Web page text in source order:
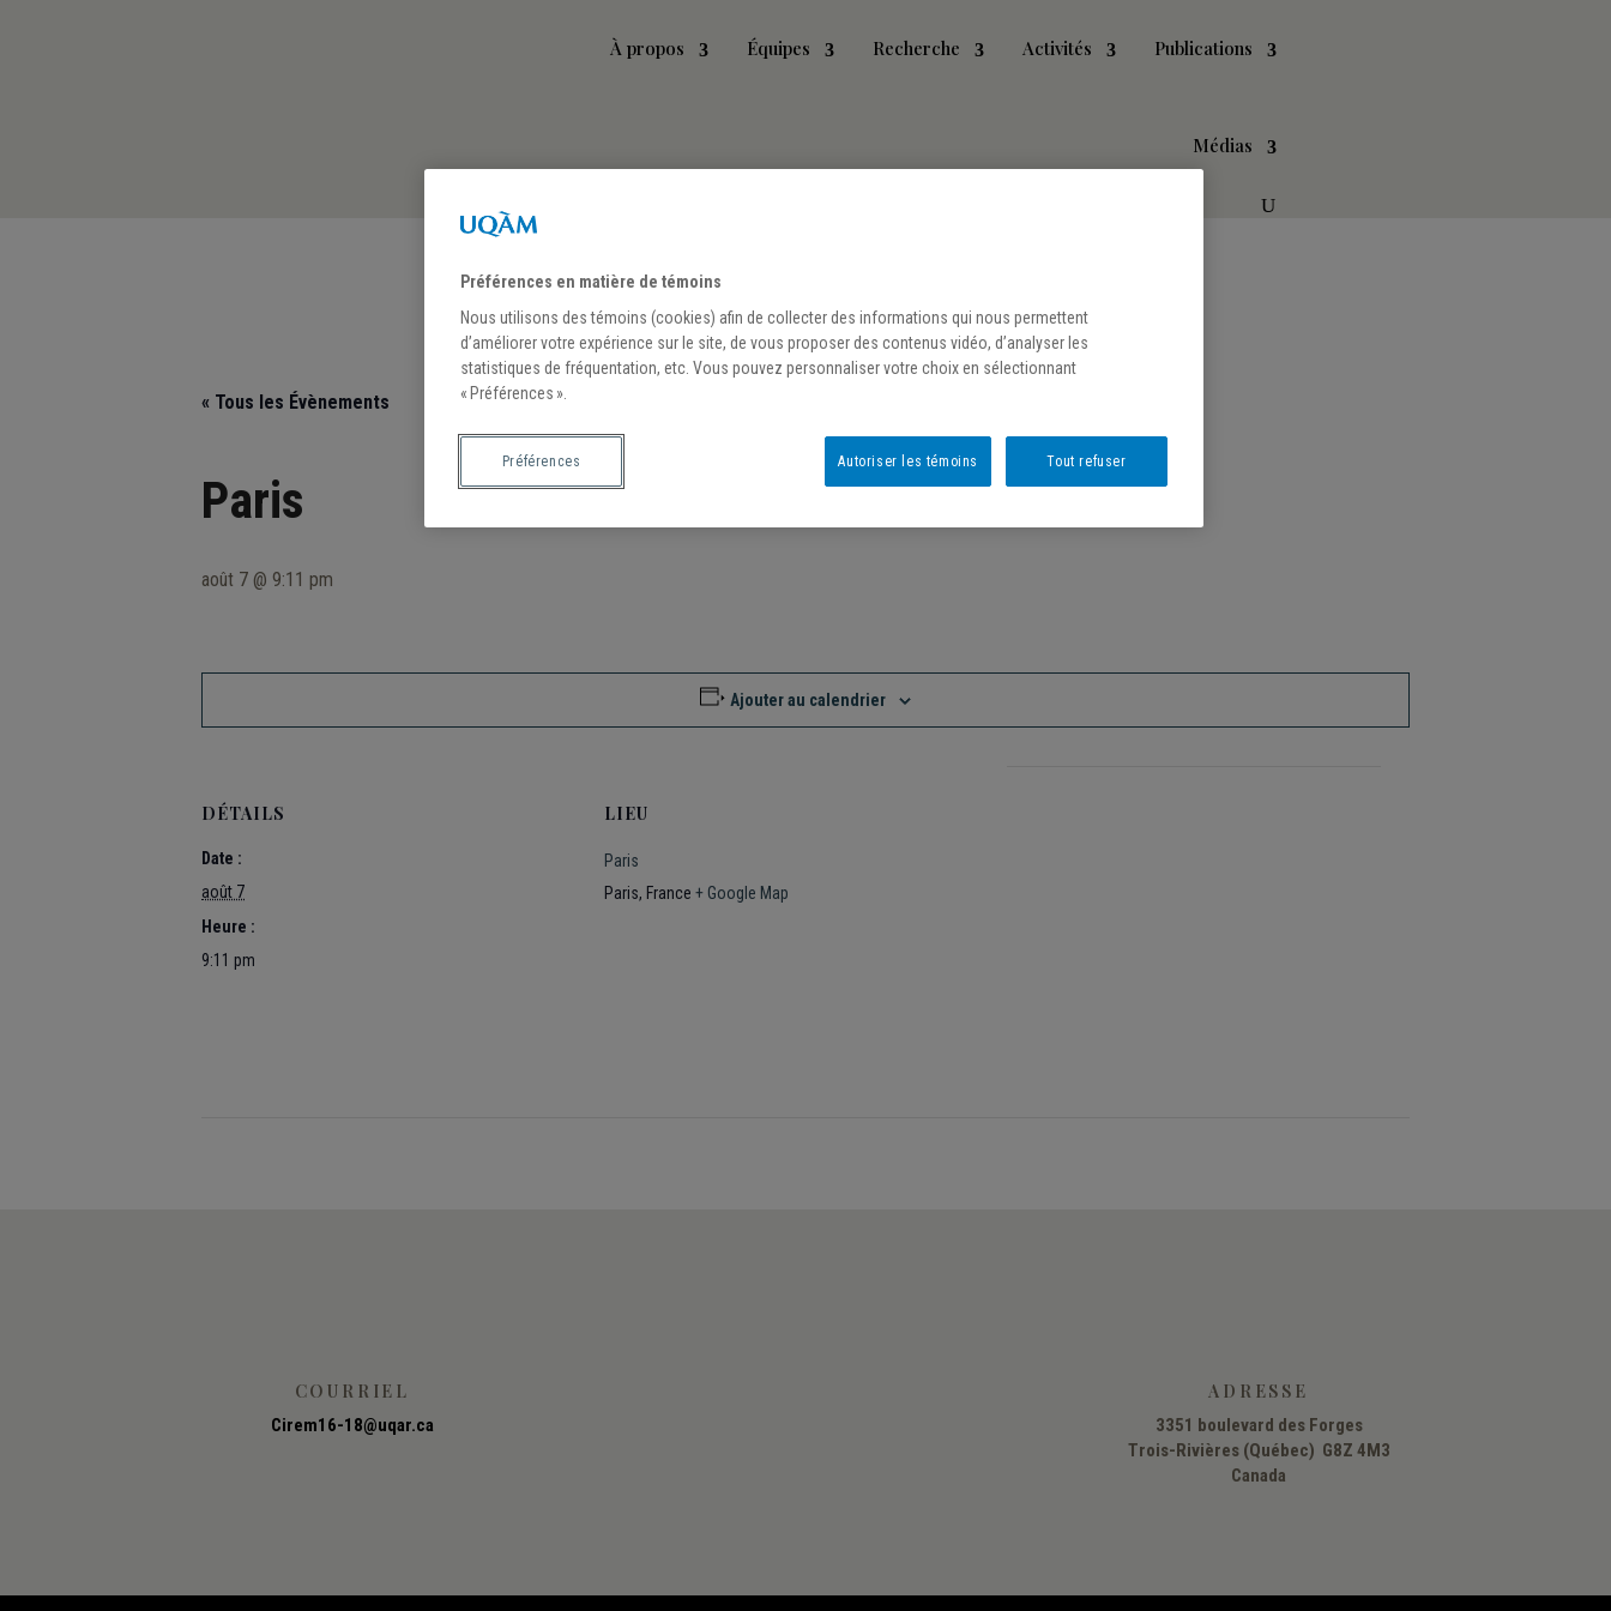
À propos Équipes Recherche Activités Publications
Médias
« Tous les Évènements
Paris
août 7 @ 9:11 pm
Ajouter au calendrier
DÉTAILS
Date :
août 7
Heure :
9:11 pm
LIEU
Paris
Paris, France + Google Map
COURRIEL
Cirem16-18@uqar.ca
ADRESSE
3351 boulevard des Forges
Trois-Rivières (Québec) G8Z 4M3
Canada
Préférences en matière de témoins
Nous utilisons des témoins (cookies) afin de collecter des informations qui nous permettent
d’améliorer votre expérience sur le site, de vous proposer des contenus vidéo, d’analyser les
statistiques de fréquentation, etc. Vous pouvez personnaliser votre choix en sélectionnant
« Préférences ».
Tout refuser
Autoriser les témoins
Préférences